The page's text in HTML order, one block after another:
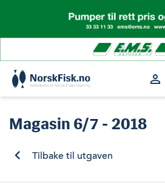
content
perm_identity
Magasin 6/7 - 2018
Tilbake til utgaven